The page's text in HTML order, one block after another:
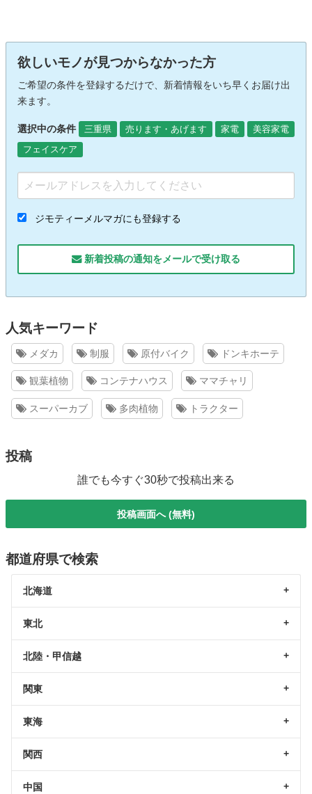
欲しいモノが見つからなかった方
ご希望の条件を登録するだけで、新着情報をいち早くお届け出
来ます。
選択中の条件 三重県 売ります・あげます 家電
美容家電
フェイスケア
ジモティーメルマガにも登録する
新着投稿の通知をメールで受け取る
人気キーワード
メダカ 制服 原付バイク ドンキホーテ
観葉植物 コンテナハウス ママチャリ
スーパーカブ 多肉植物 トラクター
投稿
誰でも今すぐ30秒で投稿出来る
投稿画面へ (無料)
都道府県で検索
北海道
東北
北陸・甲信越
関東
東海
関西
中国